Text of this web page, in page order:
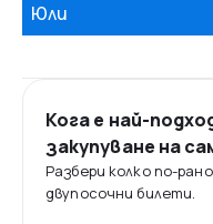
Юли
Кога е най-
закупуване на
Разбери колко по-
двупосочни билети.